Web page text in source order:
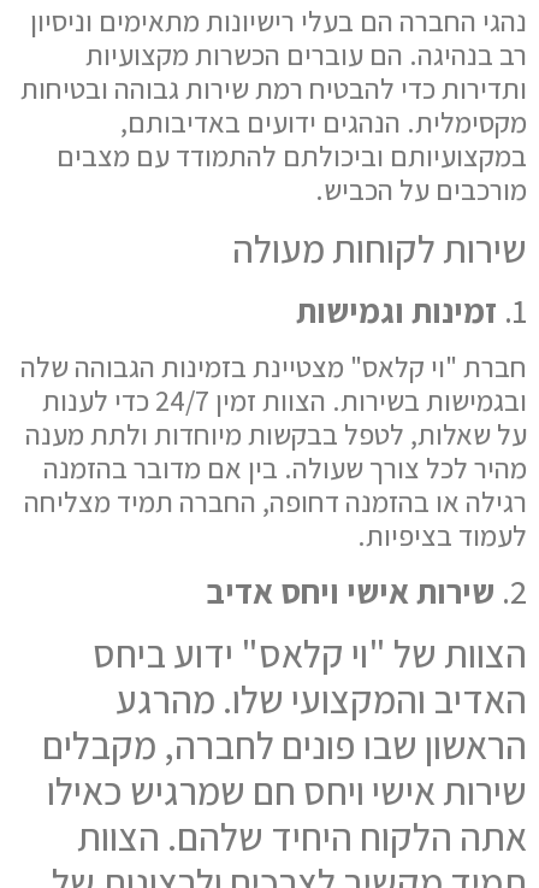
נהגי החברה הם בעלי רישיונות מתאימים וניסיון
רב בנהיגה. הם עוברים הכשרות מקצועיות
ותדירות כדי להבטיח רמת שירות גבוהה ובטיחות
מקסימלית. הנהגים ידועים באדיבותם,
במקצועיותם וביכולתם להתמודד עם מצבים
מורכבים על הכביש.
שירות לקוחות מעולה
1. זמינות וגמישות
חברת "וי קלאס" מצטיינת בזמינות הגבוהה שלה
ובגמישות בשירות. הצוות זמין 24/7 כדי לענות
על שאלות, לטפל בבקשות מיוחדות ולתת מענה
מהיר לכל צורך שעולה. בין אם מדובר בהזמנה
רגילה או בהזמנה דחופה, החברה תמיד מצליחה
לעמוד בציפיות.
2. שירות אישי ויחס אדיב
הצוות של "וי קלאס" ידוע ביחס
האדיב והמקצועי שלו. מהרגע
הראשון שבו פונים לחברה, מקבלים
שירות אישי ויחס חם שמרגיש כאילו
אתה הלקוח היחיד שלהם. הצוות